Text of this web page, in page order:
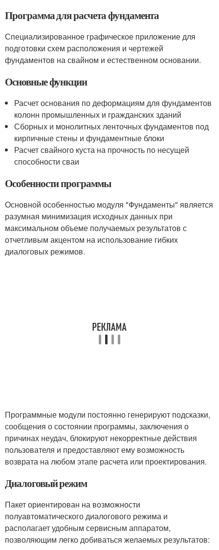
Программа для расчета фундамента
Специализированное графическое приложение для
подготовки схем расположения и чертежей
фундаментов на свайном и естественном основании.
Основные функции
Расчет основания по деформациям для фундаментов
колонн промышленных и гражданских зданий
Сборных и монолитных ленточных фундаментов под
кирпичные стены и фундаментные блоки
Расчет свайного куста на прочность по несущей
способности сваи
Особенности программы
Основной особенностью модуля "Фундаменты" является
разумная минимизация исходных данных при
максимальном объеме получаемых результатов с
отчетливым акцентом на использование гибких
диалоговых режимов.
Программные модули постоянно генерируют подсказки,
сообщения о состоянии программы, заключения о
причинах неудач, блокируют некорректные действия
пользователя и предоставляют ему возможность
возврата на любом этапе расчета или проектирования.
Диалоговый режим
Пакет ориентирован на возможности
полуавтоматического диалогового режима и
располагает удобным сервисным аппаратом,
позволяющим легко добиваться желаемых результатов: